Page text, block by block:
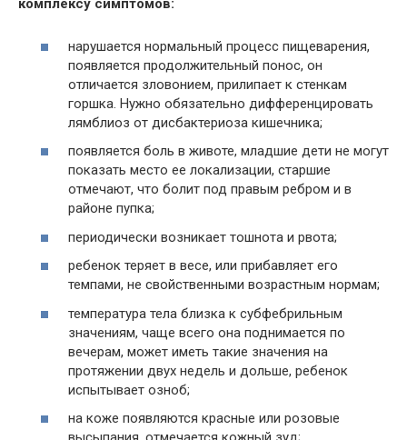
комплексу симптомов:
нарушается нормальный процесс пищеварения,
появляется продолжительный понос, он
отличается зловонием, прилипает к стенкам
горшка. Нужно обязательно дифференцировать
лямблиоз от дисбактериоза кишечника;
появляется боль в животе, младшие дети не могут
показать место ее локализации, старшие
отмечают, что болит под правым ребром и в
районе пупка;
периодически возникает тошнота и рвота;
ребенок теряет в весе, или прибавляет его
темпами, не свойственными возрастным нормам;
температура тела близка к субфебрильным
значениям, чаще всего она поднимается по
вечерам, может иметь такие значения на
протяжении двух недель и дольше, ребенок
испытывает озноб;
на коже появляются красные или розовые